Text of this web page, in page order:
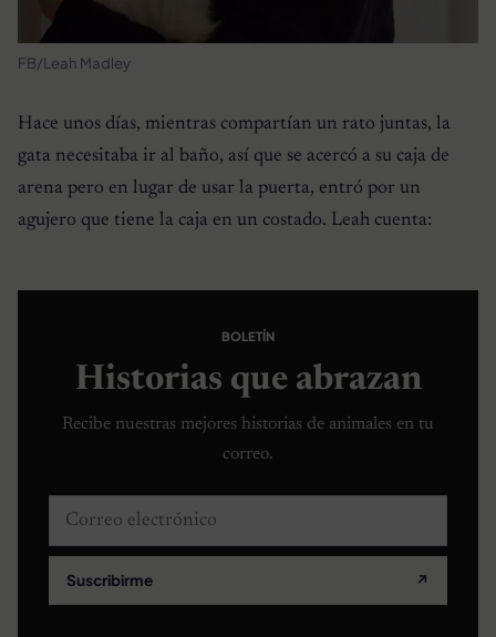
FB/Leah Madley
Hace unos días, mientras compartían un rato juntas, la
gata necesitaba ir al baño, así que se acercó a su caja de
arena pero en lugar de usar la puerta, entró por un
agujero que tiene la caja en un costado. Leah cuenta:
BOLETÍN
Historias que abrazan
Recibe nuestras mejores historias de animales en tu
correo.
Correo electrónico
Suscribirme ↗